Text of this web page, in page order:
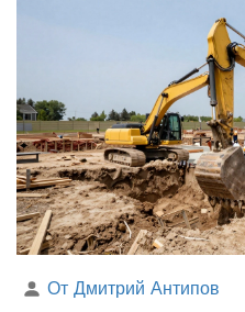
От Дмитрий Антипов